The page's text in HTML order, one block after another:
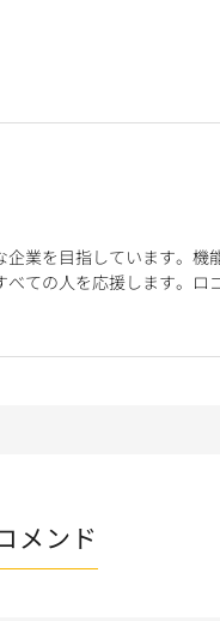
業を目指しています。機
べての人を応援します。ロ
メンド